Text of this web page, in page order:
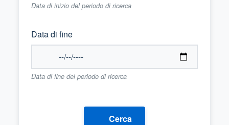
Data di inizio del periodo di ricerca
Data di fine
Data di fine del periodo di ricerca
Cerca